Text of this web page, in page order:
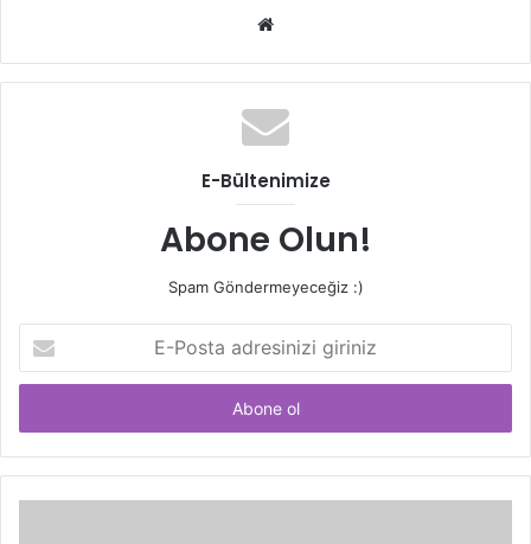
Web
E-Bültenimize
Abone Olun!
Spam Göndermeyeceğiz :)
Posta
adresinizi